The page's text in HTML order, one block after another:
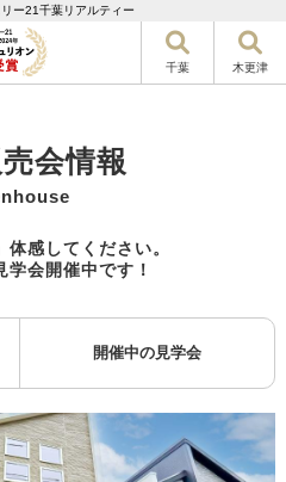
ー21千葉リアルティー
千葉 木更津
会情報
体感してください。
学会開催中です！
開催中の見学会